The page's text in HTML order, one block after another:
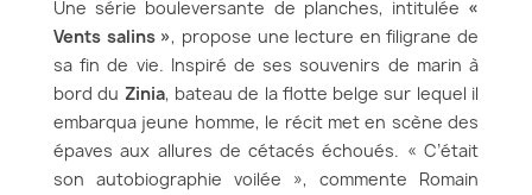
Une série bouleversante de planches, intitulée «
Vents salins », propose une lecture en filigrane de
sa fin de vie. Inspiré de ses souvenirs de marin à
bord du Zinia, bateau de la flotte belge sur lequel il
embarqua jeune homme, le récit met en scène des
épaves aux allures de cétacés échoués. « C’était
son autobiographie voilée », commente Romain